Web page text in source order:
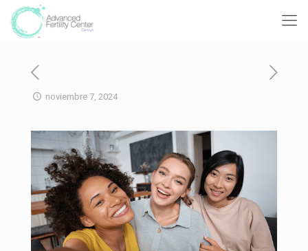
noviembre 7, 2024